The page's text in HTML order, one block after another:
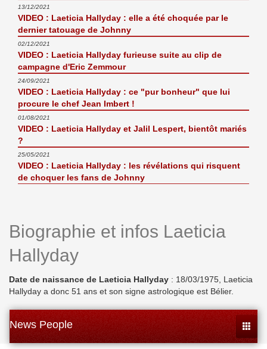
13/12/2021
VIDEO : Laeticia Hallyday : elle a été choquée par le
dernier tatouage de Johnny
02/12/2021
VIDEO : Laeticia Hallyday furieuse suite au clip de
campagne d'Eric Zemmour
24/09/2021
VIDEO : Laeticia Hallyday : ce "pur bonheur" que lui
procure le chef Jean Imbert !
01/08/2021
VIDEO : Laeticia Hallyday et Jalil Lespert, bientôt mariés
?
25/05/2021
VIDEO : Laeticia Hallyday : les révélations qui risquent
de choquer les fans de Johnny
Biographie et infos Laeticia
Hallyday
Date de naissance de Laeticia Hallyday : 18/03/1975, Laeticia
Hallyday a donc 51 ans et son signe astrologique est Bélier.
News People